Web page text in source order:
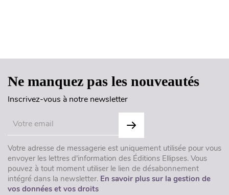
Ne manquez pas les nouveautés
Inscrivez-vous à notre newsletter
Votre adresse de messagerie est uniquement utilisée pour vous
envoyer les lettres d'information des Éditions Ellipses. Vous
pouvez à tout moment utiliser le lien de désabonnement
intégré dans la newsletter. En savoir plus sur la gestion de
vos données et vos droits